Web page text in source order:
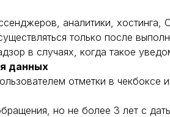
аналитики, хостинга,
только после
в случаях, когда такое
данных
отметки в
но не более 3 лет с